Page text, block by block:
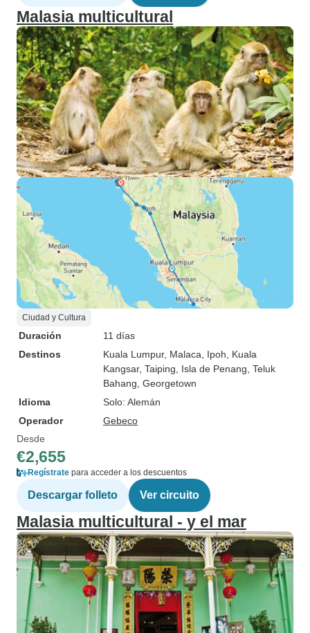
Malasia multicultural
Ciudad y Cultura
Duración
11 días
Destinos
Kuala Lumpur, Malaca , Ipoh , Kuala
Kangsar, Taiping , Isla de Penang , Teluk
Bahang , Georgetown
Idioma
Solo: Alemán
Operador
Gebeco
Desde
€2,655
Regístrate para acceder a los descuentos
Descargar folleto Ver circuito
Malasia multicultural - y el mar